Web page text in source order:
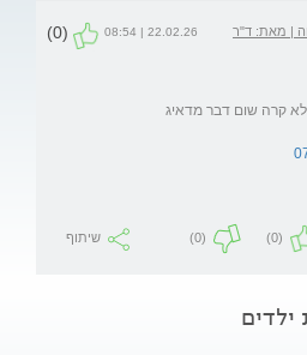
| מאת: ד"ר
22.02.26 | 08:54
(0)
קרה שום דבר מדאיג
(0)
(0) שיתוף